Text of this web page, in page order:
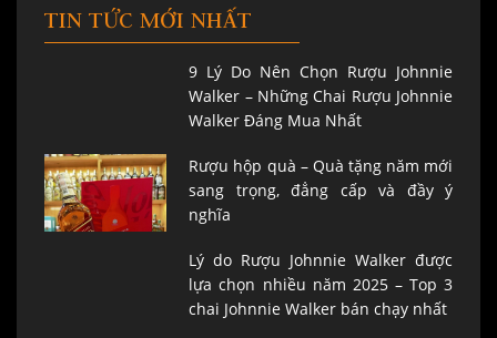
TIN TỨC MỚI NHẤT
9 Lý Do Nên Chọn Rượu Johnnie
Walker – Những Chai Rượu Johnnie
Walker Đáng Mua Nhất
Rượu hộp quà – Quà tặng năm mới
sang trọng, đẳng cấp và đầy ý
nghĩa
Lý do Rượu Johnnie Walker được
lựa chọn nhiều năm 2025 – Top 3
chai Johnnie Walker bán chạy nhất